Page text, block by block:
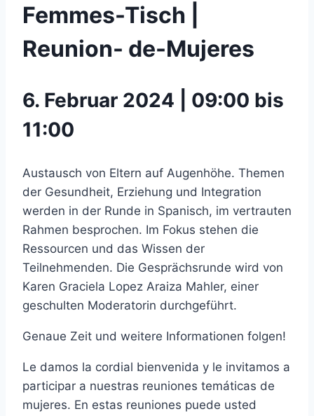
Femmes-Tisch |
Reunion- de-Mujeres
6. Februar 2024 | 09:00 bis
11:00
Austausch von Eltern auf Augenhöhe. Themen
der Gesundheit, Erziehung und Integration
werden in der Runde in Spanisch, im vertrauten
Rahmen besprochen. Im Fokus stehen die
Ressourcen und das Wissen der
Teilnehmenden. Die Gesprächsrunde wird von
Karen Graciela Lopez Araiza Mahler, einer
geschulten Moderatorin durchgeführt.
Genaue Zeit und weitere Informationen folgen!
Le damos la cordial bienvenida y le invitamos a
participar a nuestras reuniones temáticas de
mujeres. En estas reuniones puede usted